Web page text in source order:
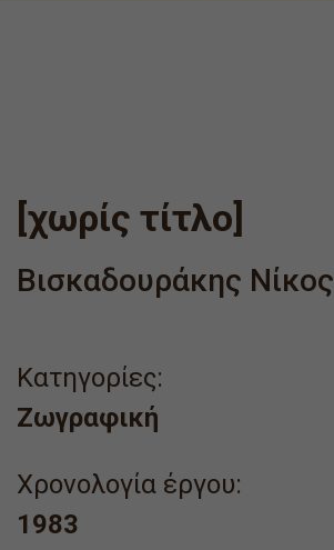
[χωρίς τίτλο]
Βισκαδουράκης Νίκος
Κατηγορίες:
Ζωγραφική
Χρονολογία έργου:
1983